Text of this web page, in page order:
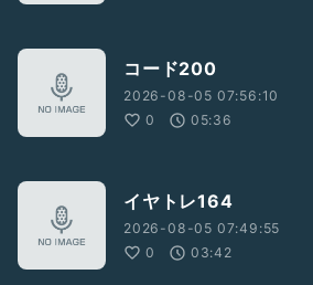
コード200
2026-08-05 07:56:10
0
05:36
イヤトレ164
2026-08-05 07:49:55
0
03:42